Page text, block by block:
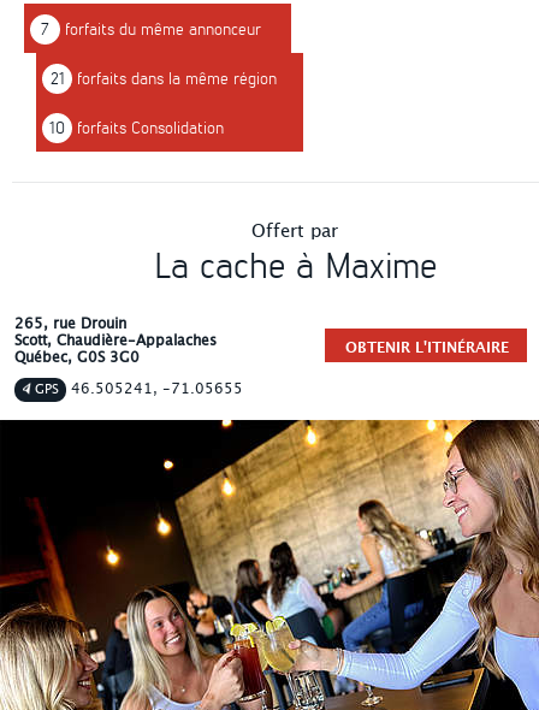
7 forfaits du même annonceur
21 forfaits dans la même région
10 forfaits Consolidation
Offert par
La cache à Maxime
265, rue Drouin
Scott, Chaudière-Appalaches
Québec, G0S 3G0
GPS 46.505241, -71.05655
OBTENIR L'ITINÉRAIRE